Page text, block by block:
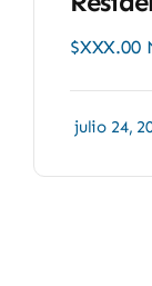
$XXX.00
julio 24,